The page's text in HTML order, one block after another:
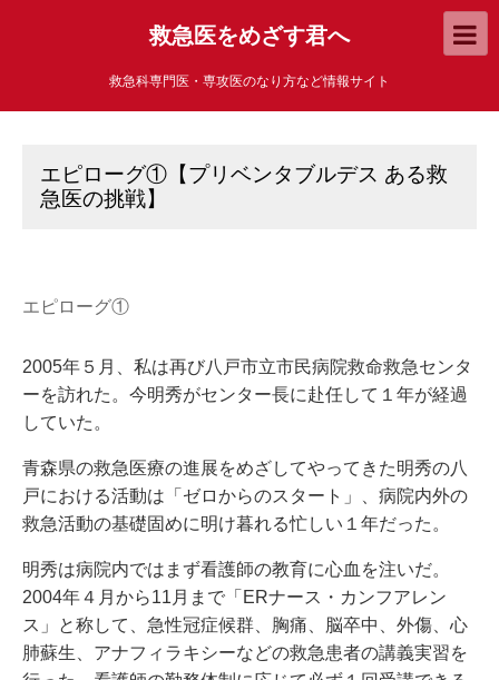
救急医をめざす君へ
救急科専門医・専攻医のなり方など情報サイト
エピローグ①【プリベンタブルデス ある救
急医の挑戦】
エピローグ①
2005年５月、私は再び八戸市立市民病院救命救急センタ
ーを訪れた。今明秀がセンター長に赴任して１年が経過
していた。
青森県の救急医療の進展をめざしてやってきた明秀の八
戸における活動は「ゼロからのスタート」、病院内外の
救急活動の基礎固めに明け暮れる忙しい１年だった。
明秀は病院内ではまず看護師の教育に心血を注いだ。
2004年４月から11月まで「ERナース・カンフアレン
ス」と称して、急性冠症候群、胸痛、脳卒中、外傷、心
肺蘇生、アナフィラキシーなどの救急患者の講義実習を